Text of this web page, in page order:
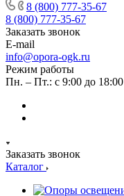
8 (800) 777-35-67
8 (800) 777-35-67
Заказать звонок
E-mail
info@opora-ogk.ru
Режим работы
Пн. – Пт.: с 9:00 до 18:00
Заказать звонок
Каталог